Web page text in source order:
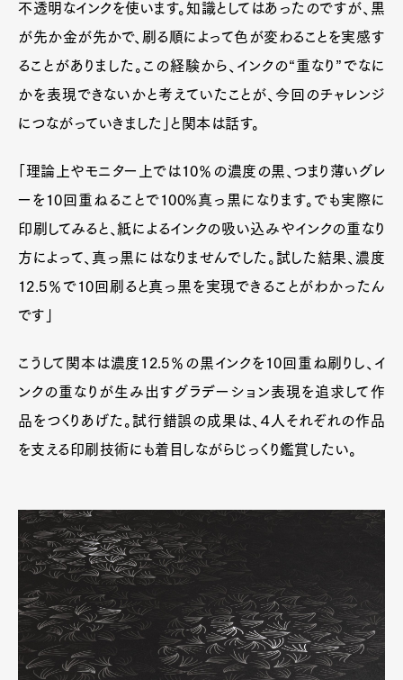
不透明なインクを使います。知識としてはあったのですが、黒
が先か金が先かで、刷る順によって色が変わることを実感す
ることがありました。この経験から、インクの“重なり”でなに
かを表現できないかと考えていたことが、今回のチャレンジ
につながっていきました」と関本は話す。
「理論上やモニター上では10％の濃度の黒、つまり薄いグレ
ーを10回重ねることで100%真っ黒になります。でも実際に
印刷してみると、紙によるインクの吸い込みやインクの重なり
方によって、真っ黒にはなりませんでした。試した結果、濃度
12.5％で10回刷ると真っ黒を実現できることがわかったん
です」
こうして関本は濃度12.5％の黒インクを10回重ね刷りし、イ
ンクの重なりが生み出すグラデーション表現を追求して作
品をつくりあげた。試行錯誤の成果は、４人それぞれの作品
を支える印刷技術にも着目しながらじっくり鑑賞したい。